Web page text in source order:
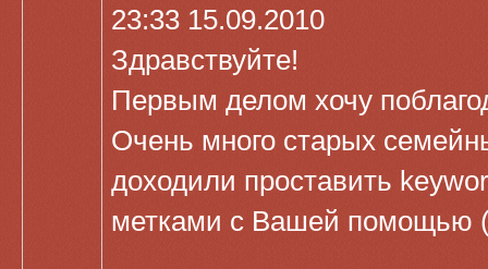
23:33 15.09.2010
Здравствуйте!
Первым делом хочу
Очень много старых
доходили проставить
метками с Вашей помощью